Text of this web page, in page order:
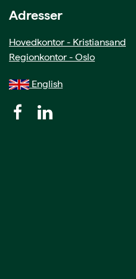
Adresser
Hovedkontor - Kristiansand
Regionkontor - Oslo
English